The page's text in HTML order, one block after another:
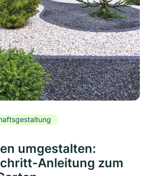
umgestalten:
Anleitung zum